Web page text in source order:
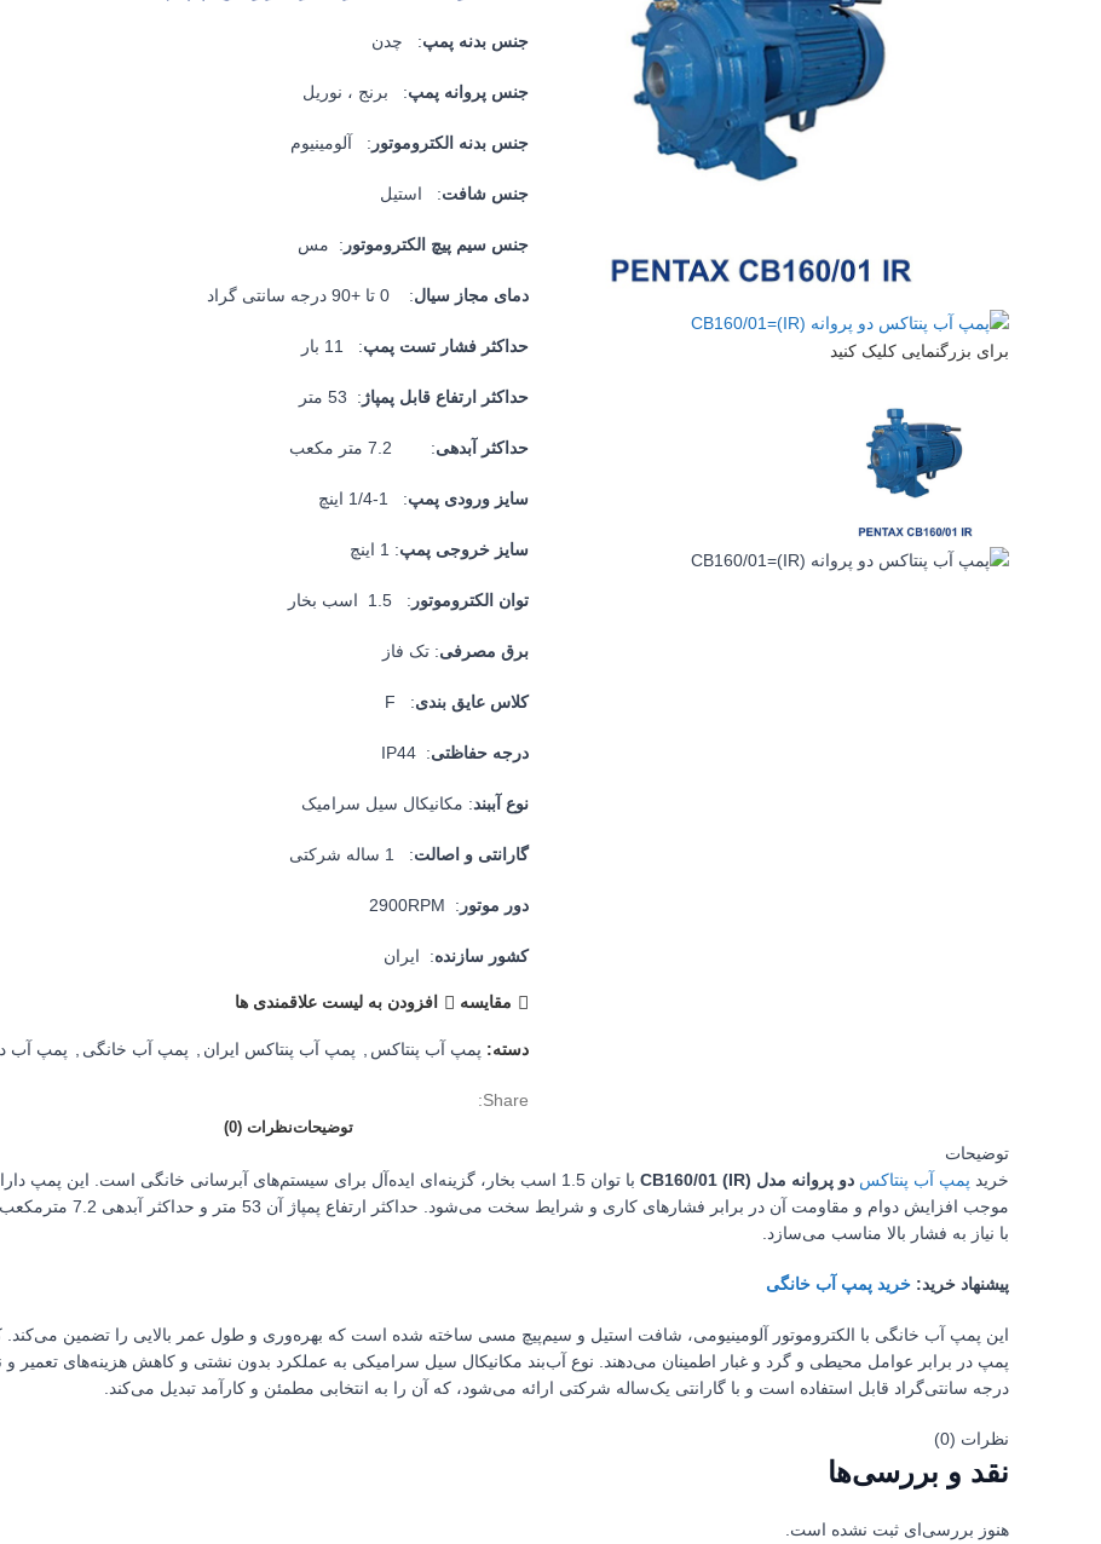
برای بزرگنمایی کلیک کنید
جنس بدنه پمپ: چدن
جنس پروانه پمپ: برنج ، نوریل
جنس بدنه الکتروموتور : آلومینیوم
جنس شافت: استیل
جنس سیم پیچ الکتروموتور : مس
دمای مجاز سیال: 0 تا +90 درجه سانتی گراد
حداکثر فشار تست پمپ: 11 بار
حداکثر ارتفاع قابل پمپاژ : 53 متر
حداکثر آبدهی: 7.2 متر مکعب
سایز ورودی پمپ: 1-1/4 اینچ
سایز خروجی پمپ: 1 اینچ
توان الکتروموتور : 1.5 اسب بخار
برق مصرفی: تک فاز
کلاس عایق بندی: F
درجه حفاظتی: IP44
نوع آببند: مکانیکال سیل سرامیک
گارانتی و اصالت: 1 ساله شرکتی
دور موتور : 2900RPM
کشور سازنده: ایران
مقایسه افزودن به لیست علاقمندی ها
دسته: پمپ آب پنتاکس پمپ آب پنتاکس ایران پمپ آب خانگی پمپ آب
Share:
توضیحاتنظرات (0)
توضیحات
خرید پمپ آب پنتاکس دو پروانه مدل CB160/01 (IR)
با توان 1.5 اسب بخار، گزینه‌ای ایده‌آل برای سیستم‌های آبرسانی خانگی است. این
موجب افزایش دوام و
با نیاز به فشار بالا مناسب می‌سازد.
پیشنهاد خرید: خرید پمپ آب خانگی
درجه سانتی‌گراد قابل استفاده است و با گارانتی یک‌ساله شرکتی ارائه می‌شود، که آن را به انتخابی مطمئن و کارآمد تبدیل می‌کند.
نظرات (0)
نقد و بررسی‌ها
هنوز بررسی‌ای ثبت نشده است.